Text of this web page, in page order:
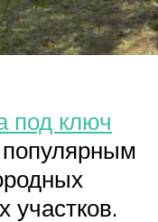
под ключ
популярным
участков.